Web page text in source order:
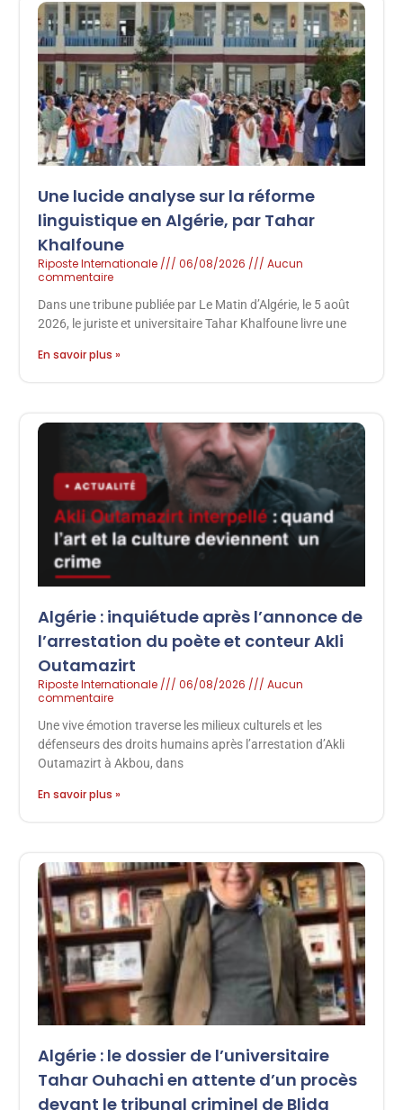
Une lucide analyse sur la réforme
linguistique en Algérie, par Tahar
Khalfoune
Riposte Internationale 06/08/2026
Aucun
commentaire
Dans une tribune publiée par Le Matin d’Algérie, le 5 août
2026, le juriste et universitaire Tahar Khalfoune livre une
En savoir plus »
Algérie : inquiétude après l’annonce de
l’arrestation du poète et conteur Akli
Outamazirt
Riposte Internationale 06/08/2026
Aucun
commentaire
Une vive émotion traverse les milieux culturels et les
défenseurs des droits humains après l’arrestation d’Akli
Outamazirt à Akbou, dans
En savoir plus »
Algérie : le dossier de l’universitaire
Tahar Ouhachi en attente d’un procès
devant le tribunal criminel de Blida